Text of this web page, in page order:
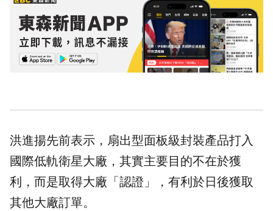
洪進揚先前表示，扇出型面板級封裝產品打入
國際低軌衛星大廠，其實主要目的不在於獲
利，而是取得大廠「認證」，有利於日後獲取
其他大廠訂單。